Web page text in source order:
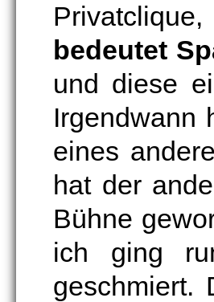
bedeutet
und diese
Irgendwann
eines
hat der
Bühne
ich ging
geschmiert.